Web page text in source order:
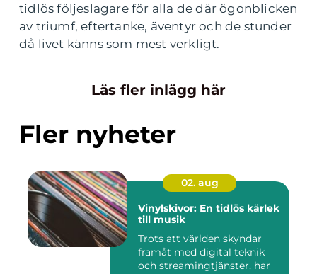
tidlös följeslagare för alla de där ögonblicken
av triumf, eftertanke, äventyr och de stunder
då livet känns som mest verkligt.
Läs fler inlägg här
Fler nyheter
02. aug
Vinylskivor: En tidlös kärlek
till musik
Trots att världen skyndar
framåt med digital teknik
och streamingtjänster, har